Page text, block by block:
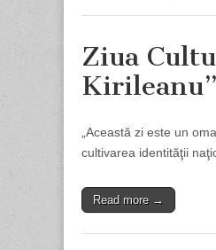
Ziua
Kirileanu”
„Această zi este un
cultivarea identităţii
Read more →